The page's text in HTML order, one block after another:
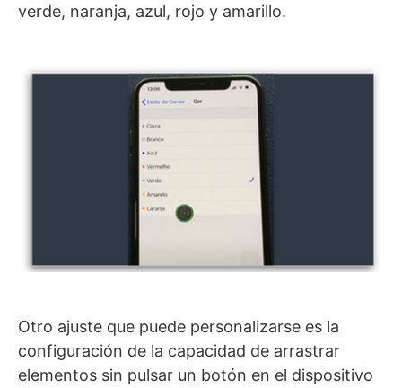
verde, naranja, azul, rojo y amarillo.
Otro ajuste que puede personalizarse es la
configuración de la capacidad de arrastrar
elementos sin pulsar un botón en el dispositivo